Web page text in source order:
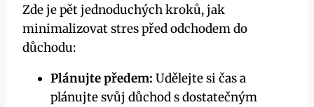
Zde je pět jednoduchých ⁢kroků, jak
minimalizovat⁢ stres před odchodem do
důchodu:
Plánujte předem: Udělejte si čas a
‌plánujte svůj důchod s dostatečným